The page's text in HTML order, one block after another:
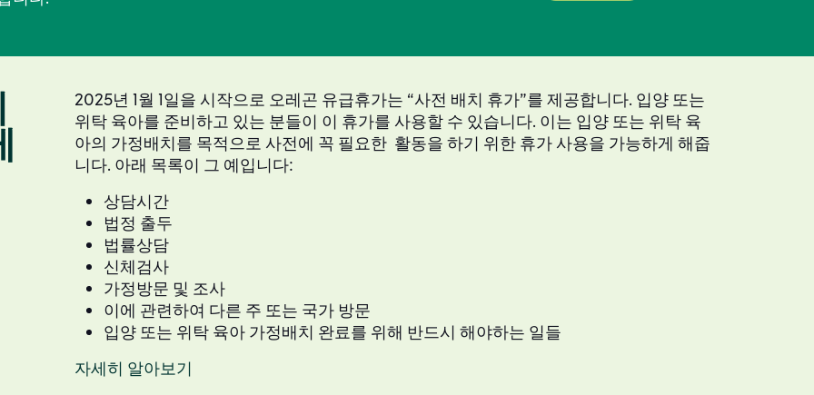
2025년 1월 1일을 시작으로 오레곤 유급휴가는 “사전 배치 휴가”를 제공합니다. 입양 또는
위탁 육아를 준비하고 있는 분들이 이 휴가를 사용할 수 있습니다. 이는 입양 또는 위탁 육
아의 가정배치를 목적으로 사전에 꼭 필요한 활동을 하기 위한 휴가 사용을 가능하게 해줍
니다. 아래 목록이 그 예입니다:
상담시간
법정 출두
법률상담
신체검사
가정방문 및 조사
이에 관련하여 다른 주 또는 국가 방문
입양 또는 위탁 육아 가정배치 완료를 위해 반드시 해야하는 일들
자세히 알아보기